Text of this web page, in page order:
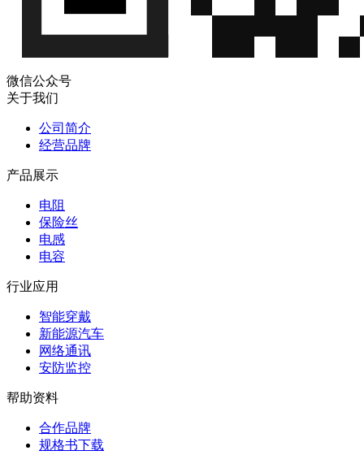
微信公众号
关于我们
公司简介
经营品牌
产品展示
电阻
保险丝
电感
电容
行业应用
智能穿戴
新能源汽车
网络通讯
安防监控
帮助资料
合作品牌
规格书下载